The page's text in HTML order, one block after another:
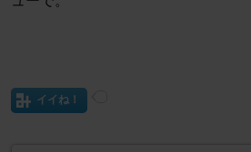
イイね！